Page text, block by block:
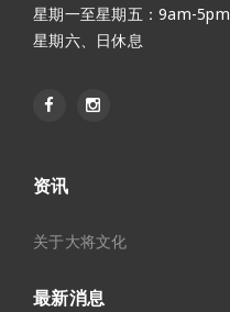
星期一至星期五：9am-5pm
星期六、日休息
资讯
关于大将文化
最新消息